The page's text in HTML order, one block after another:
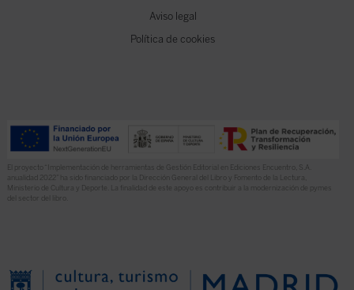
Aviso legal
Política de cookies
El proyecto “Implementación de herramientas de Gestión Editorial en Ediciones Encuentro, S.A.
anualidad 2022” ha sido financiado por la Dirección General del Libro y Fomento de la Lectura,
Ministerio de Cultura y Deporte. La finalidad de este apoyo es contribuir a la modernización de pymes
del sector del libro.